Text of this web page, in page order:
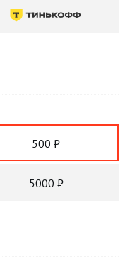
500 ₽
5000 ₽